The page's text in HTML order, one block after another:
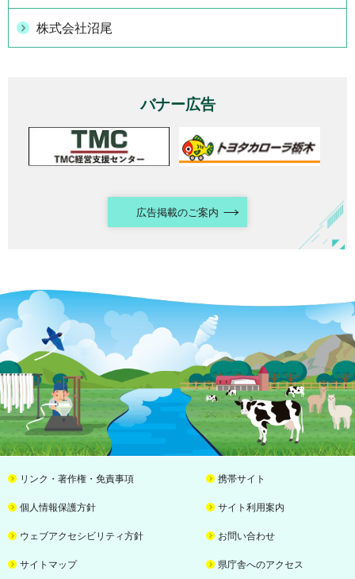
株式会社沼尾
バナー広告
広告掲載のご案内
リンク・著作権・免責事項 携帯サイト
個人情報保護方針 サイト利用案内
ウェブアクセシビリティ方針 お問い合わせ
サイトマップ 県庁舎へのアクセス